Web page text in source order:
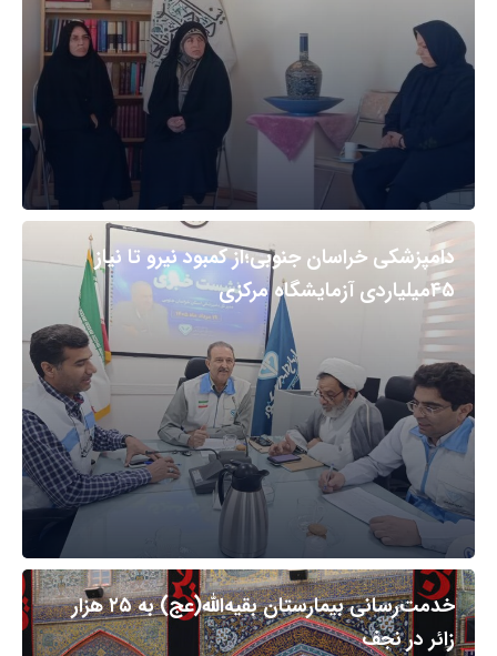
دامپزشکی خراسان جنوبی؛از کمبود نیرو تا نیاز
۴۵میلیاردی آزمایشگاه مرکزی
خدمت‌رسانی بیمارستان بقیه‌الله(عج) به ۲۵ هزار
زائر در نجف